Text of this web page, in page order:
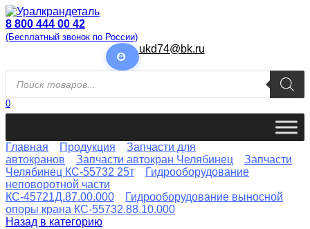
Перейти
к
содержанию
8 800 444 00 42
(Бесплатный звонок по России)
ukd74@bk.ru
Поиск
товаров
0
Главная Продукция
Запчасти для
автокранов
Запчасти автокран Челябинец
Запчасти
Челябинец КС-55732 25т
Гидрооборудование
неповоротной части
КС-45721Д.87.00.000
Гидрооборудование выносной
опоры крана КС-55732.88.10.000
Назад в категорию